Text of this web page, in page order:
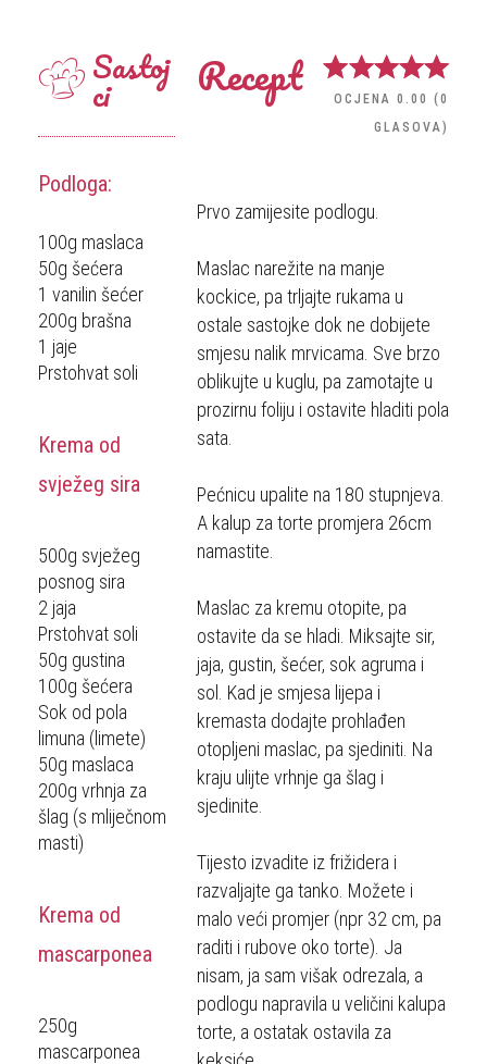
Sastoj
ci
Podloga:
100g maslaca
50g šećera
1 vanilin šećer
200g brašna
1 jaje
Prstohvat soli
Krema od
svježeg sira
500g svježeg
posnog sira
2 jaja
Prstohvat soli
50g gustina
100g šećera
Sok od pola
limuna (limete)
50g maslaca
200g vrhnja za
šlag (s mliječnom
masti)
Krema od
mascarponea
250g
mascarponea
Recept OCJENA 0.00 ( 0
GLASOVA)
Prvo zamijesite podlogu.
Maslac narežite na manje
kockice, pa trljajte rukama u
ostale sastojke dok ne dobijete
smjesu nalik mrvicama. Sve brzo
oblikujte u kuglu, pa zamotajte u
prozirnu foliju i ostavite hladiti pola
sata.
Pećnicu upalite na 180 stupnjeva.
A kalup za torte promjera 26cm
namastite.
Maslac za kremu otopite, pa
ostavite da se hladi. Miksajte sir,
jaja, gustin, šećer, sok agruma i
sol. Kad je smjesa lijepa i
kremasta dodajte prohlađen
otopljeni maslac, pa sjediniti. Na
kraju ulijte vrhnje ga šlag i
sjedinite.
Tijesto izvadite iz frižidera i
razvaljajte ga tanko. Možete i
malo veći promjer (npr 32 cm, pa
raditi i rubove oko torte). Ja
nisam, ja sam višak odrezala, a
podlogu napravila u veličini kalupa
torte, a ostatak ostavila za